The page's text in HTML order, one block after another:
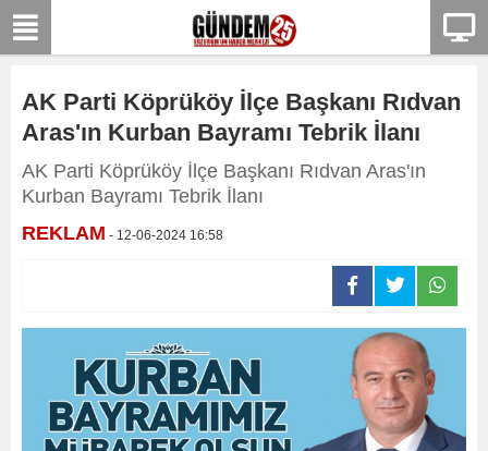
AK Parti Köprüköy İlçe Başkanı Rıdvan
Aras'ın Kurban Bayramı Tebrik İlanı
AK Parti Köprüköy İlçe Başkanı Rıdvan Aras'ın
Kurban Bayramı Tebrik İlanı
REKLAM - 12-06-2024 16:58